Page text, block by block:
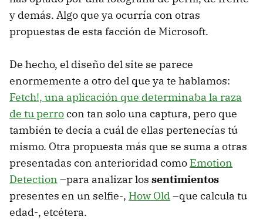
y demás. Algo que ya ocurría con otras
propuestas de esta facción de Microsoft.
De hecho, el diseño del site se parece
enormemente a otro del que ya te hablamos:
Fetch!, una aplicación que determinaba la raza
de tu perrocon tan solo una captura, pero que
también te decía a cuál de ellas pertenecías tú
mismo. Otra propuesta más que se suma a otras
presentadas con anterioridad como Emotion
Detection –para analizar los sentimientos
presentes en un selfie-, How Old–que calcula tu
edad-, etcétera.